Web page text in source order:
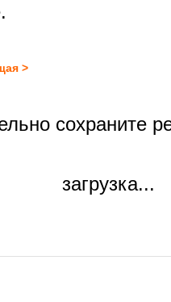
>
сохраните
загрузка...